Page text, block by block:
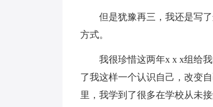
但是犹豫再三，我还是写了
方式。
我很珍惜这两年x x x组给我
了我这样一个认识自己，改变
里，我学到了很多在学校从未